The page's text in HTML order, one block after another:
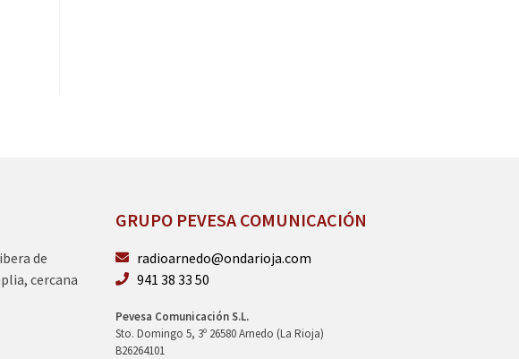
de
cercana
GRUPO PEVESA COMUNICACIÓN
radioarnedo@ondarioja.com
941 38 33 50
Pevesa Comunicación S.L.
Sto. Domingo 5, 3º 26580 Arnedo (La Rioja)
B26264101